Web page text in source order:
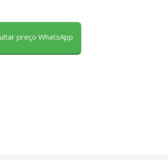
preço WhatsApp